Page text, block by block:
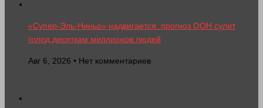
«Супер-Эль-Ниньо» надвигается: прогноз ООН сулит
голод десяткам миллионов людей
Авг 6, 2026 • Нет комментариев